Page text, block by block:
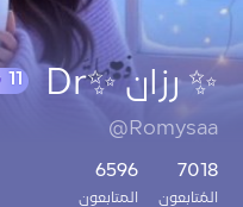
✨ رزان ✨Dr
@Romysaa
7018
المُتابعون
6596
المتابعون